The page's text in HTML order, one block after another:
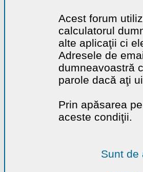
Acest forum
calculatorul
alte aplicaţii ci
Adresele de
dumneavoastră
parole dacă aţi
Prin apăsarea
aceste condiţii.
Sunt